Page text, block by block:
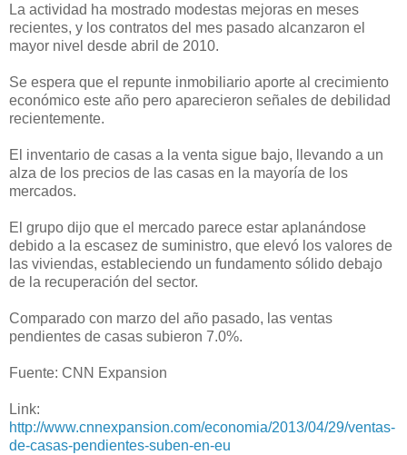
La actividad ha mostrado modestas mejoras en meses
recientes, y los contratos del mes pasado alcanzaron el
mayor nivel desde abril de 2010.
Se espera que el repunte inmobiliario aporte al crecimiento
económico este año pero aparecieron señales de debilidad
recientemente.
El inventario de casas a la venta sigue bajo, llevando a un
alza de los precios de las casas en la mayoría de los
mercados.
El grupo dijo que el mercado parece estar aplanándose
debido a la escasez de suministro, que elevó los valores de
las viviendas, estableciendo un fundamento sólido debajo
de la recuperación del sector.
Comparado con marzo del año pasado, las ventas
pendientes de casas subieron 7.0%.
Fuente: CNN Expansion
Link:
http://www.cnnexpansion.com/economia/2013/04/29/ventas-
de-casas-pendientes-suben-en-eu